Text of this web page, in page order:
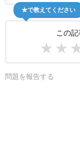
この
★ ★
★で教えてください
問題を報告する